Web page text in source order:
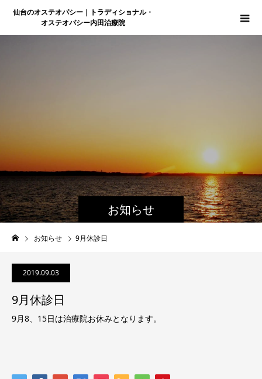
仙台のオステオパシー｜トラディショナル・
オステオパシー内田治療院
お知らせ
お知らせ 9月休診日
2019.09.03
9月休診日
9月8、15日は治療院お休みとなります。